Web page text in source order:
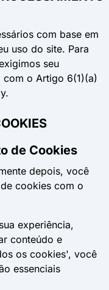
com base em
uso do site. Para
seu
o Artigo 6(1)(a)
de Cookies
depois, você
cookies com o
experiência,
conteúdo e
os cookies', você
essenciais